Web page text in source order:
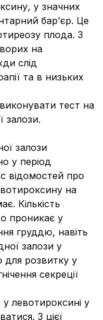
у значних
бар’єр. Це
плода. З
на
слід
та в низьких
тест на
залози.
залози
у період
відомостей про
на
Кількість
проникає у
груддю, навіть
залози у
для розвитку у
секреції
у левотироксині у
З цієї